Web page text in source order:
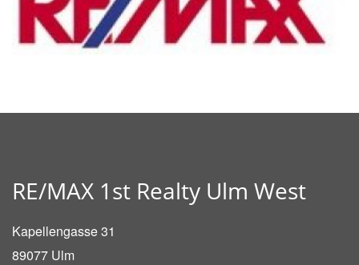
RE/MAX 1st Realty Ulm West
Kapellengasse 31
89077 Ulm